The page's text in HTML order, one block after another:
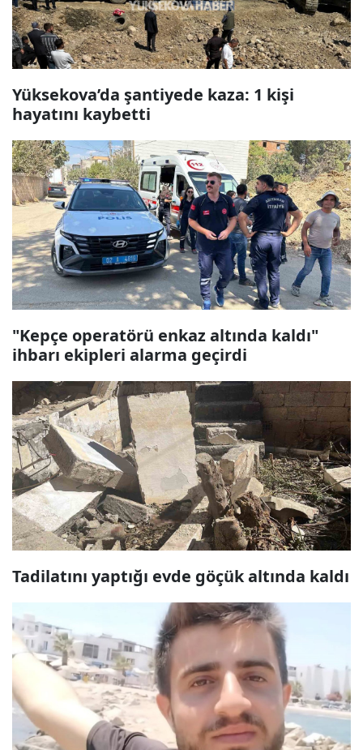
Yüksekova’da şantiyede kaza: 1 kişi
hayatını kaybetti
"Kepçe operatörü enkaz altında kaldı"
ihbarı ekipleri alarma geçirdi
Tadilatını yaptığı evde göçük altında kaldı